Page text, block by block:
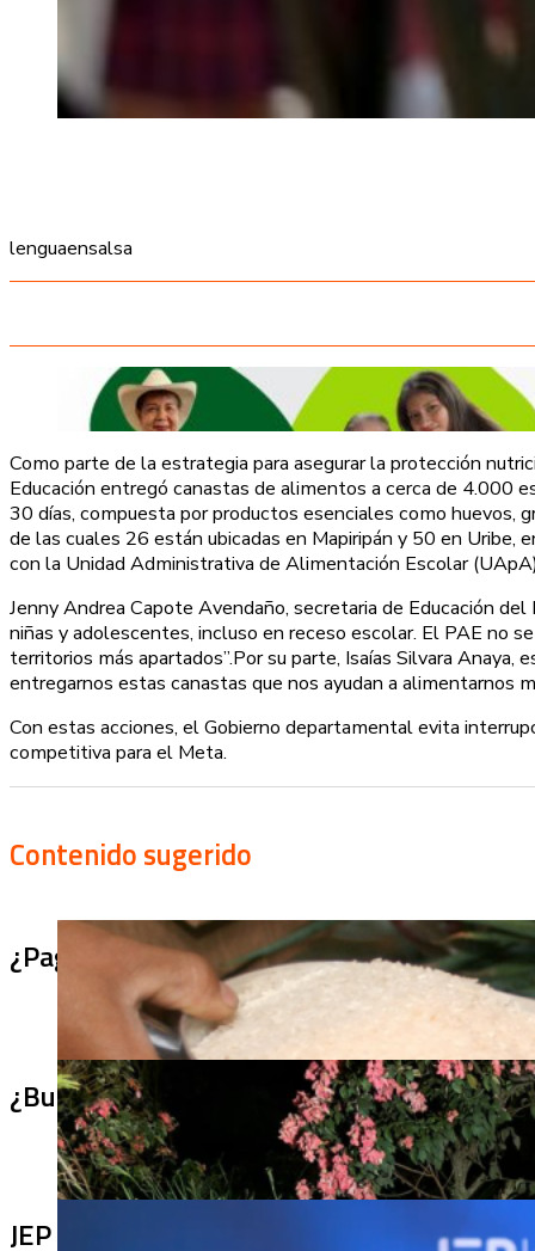
lenguaensalsa
Como parte de la estrategia para asegurar la protección
Educación entregó canastas de alimentos a cerca de 4.000
30 días, compuesta por productos esenciales como huevos,
de las cuales 26 están ubicadas en Mapiripán y 50 en Uribe,
con la Unidad Administrativa de Alimentación Escolar
Jenny Andrea Capote Avendaño, secretaria de Educación
niñas y adolescentes, incluso en receso escolar. El PAE no
territorios más apartados”.Por su parte, Isaías Silvara
entregarnos estas canastas que nos ayudan a alimentarnos
Con estas acciones, el Gobierno departamental evita
competitiva para el Meta.
Contenido sugerido
¿Pagaron menos de lo permitido por el
¿Bus bomba rumbo a Cali? Hallan 420
JEP imputa a 27 excomandantes de las